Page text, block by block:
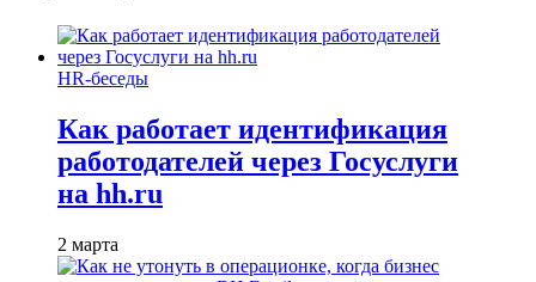
HR-беседы
Как работает идентификация
работодателей через Госуслуги
на hh.ru
2 марта